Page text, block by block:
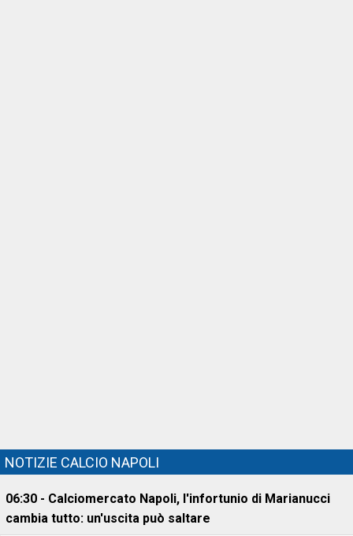
NOTIZIE CALCIO NAPOLI
06:30 - Calciomercato Napoli, l'infortunio di Marianucci
cambia tutto: un'uscita può saltare